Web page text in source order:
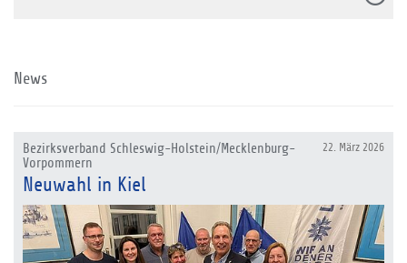
News
22. März 2026
Bezirksverband Schleswig-Holstein/Mecklenburg-
Vorpommern
Neuwahl in Kiel